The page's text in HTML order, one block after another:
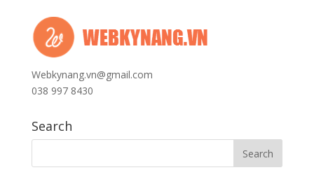
Webkynang.vn@gmail.com
038 997 8430
Search